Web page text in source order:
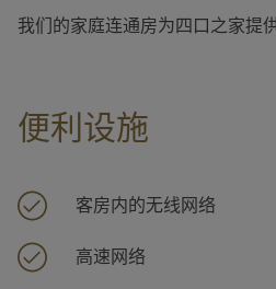
我们的家庭连通房为四口之家提
便利设施
客房内的无线网络
高速网络